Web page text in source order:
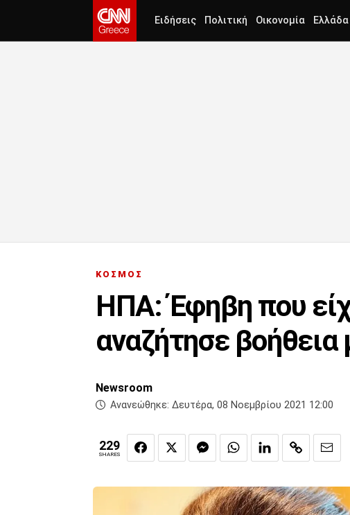
Ειδήσεις Πολιτική Οικονομία Ελλάδα
ΚΟΣΜΟΣ
ΗΠΑ: Έφηβη που
αναζήτησε
Newsroom
Ανανεώθηκε: Δευτέρα, 08 Νοεμβρίου 2021 12:00
229
SHARES